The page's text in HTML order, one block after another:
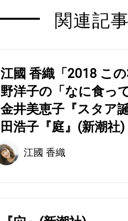
関連記
江國 香織「2018 こ
野洋子の「なに食っ
金井美恵子『スタア
田浩子『庭』(新潮社)
江國 香織